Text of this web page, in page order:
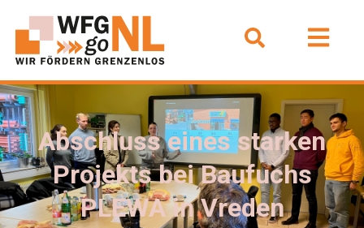
Abschluss eines starken
Projekts bei Baufuchs
PLEWA in Vreden